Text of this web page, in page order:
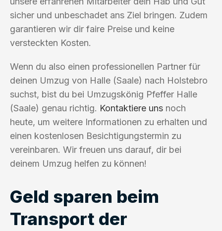
sicher und unbeschadet ans Ziel bringen. Zudem
garantieren wir dir faire Preise und keine
versteckten Kosten.
Wenn du also einen professionellen Partner für
deinen Umzug von Halle (Saale) nach Holstebro
suchst, bist du bei Umzugskönig Pfeffer Halle
(Saale) genau richtig. Kontaktiere uns noch
heute, um weitere Informationen zu erhalten und
einen kostenlosen Besichtigungstermin zu
vereinbaren. Wir freuen uns darauf, dir bei
deinem Umzug helfen zu können!
Geld sparen beim
Transport der